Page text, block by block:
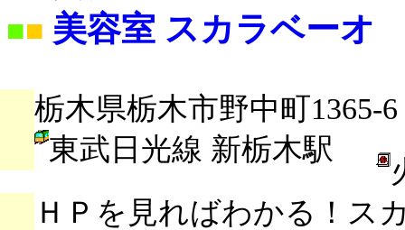
■■ 美容室 スカラベーオ
栃木県栃木市野中町1365-6
東武日光線 新栃木駅
ＨＰを見ればわかる！ス